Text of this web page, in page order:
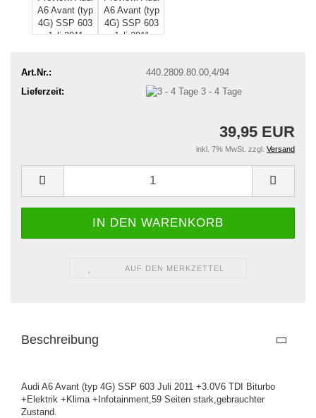
Art.Nr.:
440.2809.80.00,4/94
Lieferzeit:
3 - 4 Tage
39,95 EUR
inkl. 7% MwSt. zzgl. Versand
AUF DEN MERKZETTEL
Beschreibung
Audi A6 Avant (typ 4G) SSP 603 Juli 2011 +3.0V6 TDI Biturbo
+Elektrik +Klima +Infotainment,59 Seiten stark,gebrauchter
Zustand.